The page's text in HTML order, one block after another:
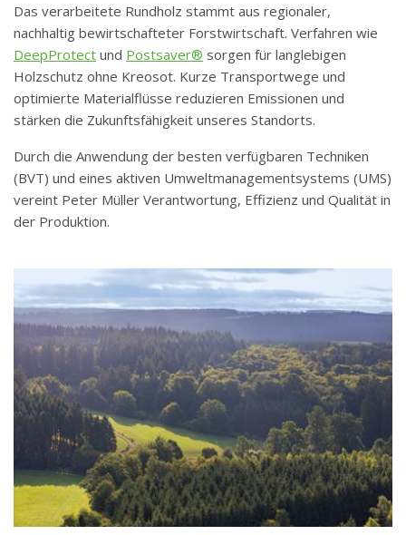
Das verarbeitete Rundholz stammt aus regionaler,
nachhaltig bewirtschafteter Forstwirtschaft. Verfahren wie
DeepProtect und Postsaver® sorgen für langlebigen
Holzschutz ohne Kreosot. Kurze Transportwege und
optimierte Materialflüsse reduzieren Emissionen und
stärken die Zukunftsfähigkeit unseres Standorts.
Durch die Anwendung der besten verfügbaren Techniken
(BVT) und eines aktiven Umweltmanagementsystems (UMS)
vereint Peter Müller Verantwortung, Effizienz und Qualität in
der Produktion.